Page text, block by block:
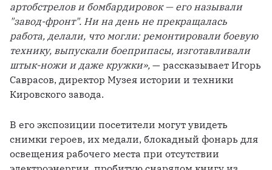
артобстрелов и бомбардировок — его называли
"завод-фронт". Ни на день не прекращалась
работа, делали, что могли: ремонтировали боевую
технику, выпускали боеприпасы, изготавливали
штык-ножи и даже кружки», — рассказывает Игорь
Саврасов, директор Музея истории и техники
Кировского завода.
В его экспозиции посетители могут увидеть
снимки героев, их медали, блокадный фонарь для
освещения рабочего места при отсутствии